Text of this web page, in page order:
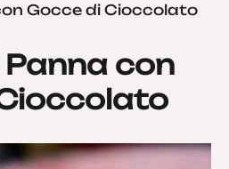
Gocce di Cioccolato
con